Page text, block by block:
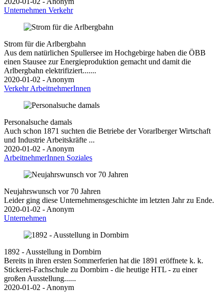
Unternehmen Verkehr
Strom für die Arlbergbahn
Aus dem natürlichen Spullersee im Hochgebirge haben die ÖBB
einen Stausee zur Energieproduktion gemacht und damit die
Arlbergbahn elektrifiziert.......
2020-01-02 - Anonym
VerkehrArbeitnehmerInnen
Personalsuche damals
Auch schon 1871 suchten die Betriebe der Vorarlberger Wirtschaft
und Industrie Arbeitskräfte ...
2020-01-02 - Anonym
ArbeitnehmerInnen Soziales
Neujahrswunsch vor 70 Jahren
Leider ging diese Unternehmensgeschichte im letzten Jahr zu Ende.
2020-01-02 - Anonym
Unternehmen
1892 - Ausstellung in Dornbirn
Bereits in ihren ersten Sommerferien hat die 1891 eröffnete k. k.
Stickerei-Fachschule zu Dornbirn - die heutige HTL - zu einer
großen Ausstellung......
2020-01-02 - Anonym